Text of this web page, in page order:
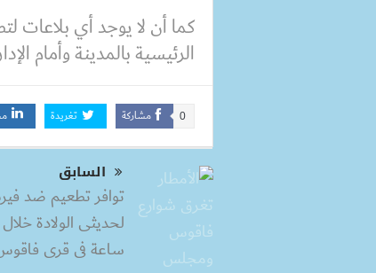
كما أن لا يوجد أي بلاعات
الرئيسية بالمدينة وأمام
مشاركة 0 تغريدة
السابق
ساعة فى قرى